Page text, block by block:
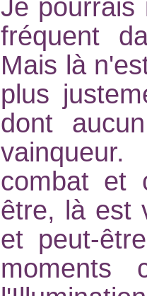
Je pourrais
fréquent
Mais là
plus
dont
combat et
être, là est
et peut-
moments